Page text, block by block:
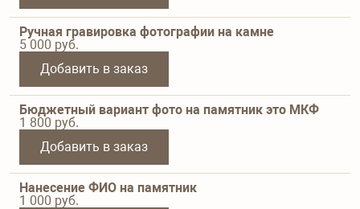
Ручная гравировка фотографии на камне
5 000 руб.
Добавить в заказ
Бюджетный вариант фото на памятник это МКФ
1 800 руб.
Добавить в заказ
Нанесение ФИО на памятник
1 000 руб.